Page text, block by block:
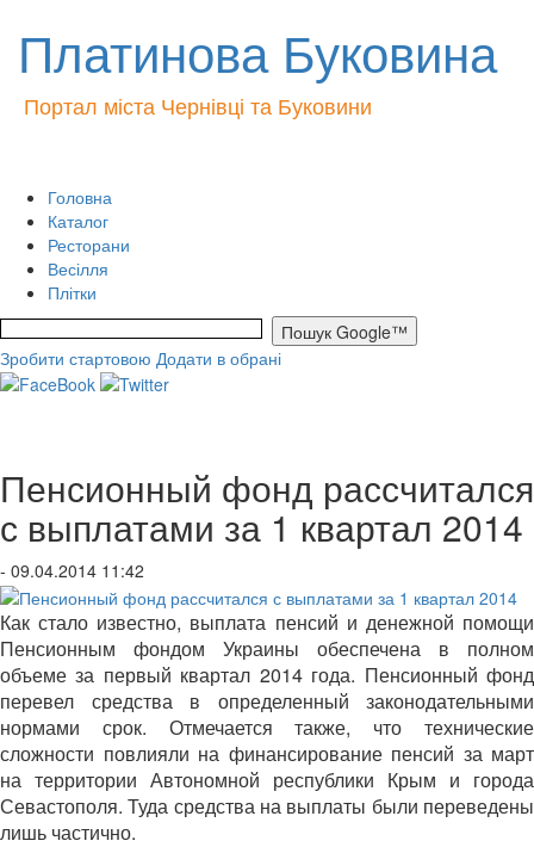
Платинова Буковина
Портал міста Чернівці та Буковини
Головна
Каталог
Ресторани
Весілля
Плітки
Зробити стартовою Додати в обрані
Пенсионный фонд рассчитался
с выплатами за 1 квартал 2014
- 09.04.2014 11:42
Как стало известно, выплата пенсий и денежной помощи
Пенсионным фондом Украины обеспечена в полном
объеме за первый квартал 2014 года. Пенсионный фонд
перевел средства в определенный законодательными
нормами срок. Отмечается также, что технические
сложности повлияли на финансирование пенсий за март
на территории Автономной республики Крым и города
Севастополя. Туда средства на выплаты были переведены
лишь частично.